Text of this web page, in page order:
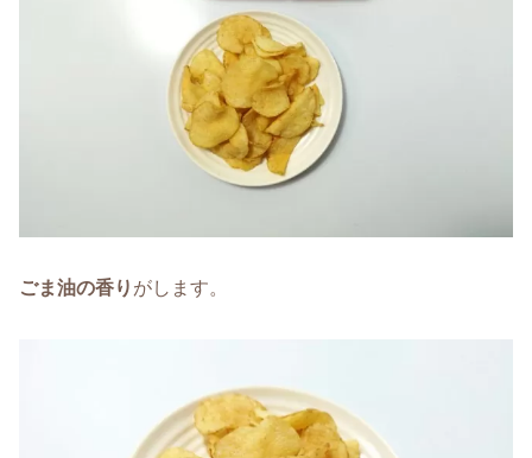
ごま油の香り がします。